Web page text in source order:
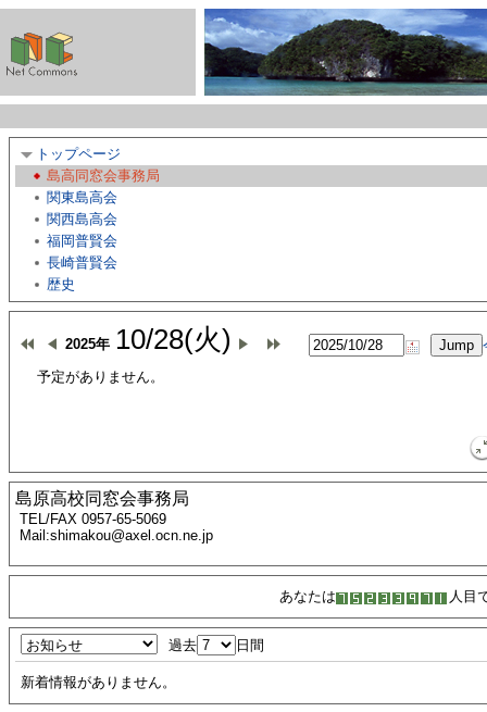
トップページ
島高同窓会事務局
関東島高会
関西島高会
福岡普賢会
長崎普賢会
歴史
2025年 10/28(火)
予定がありません。
島原高校同窓会事務局
TEL/FAX 0957-65-5069
Mail:shimakou@axel.ocn.ne.jp
あなたは 人目
過去 日間
新着情報がありません。